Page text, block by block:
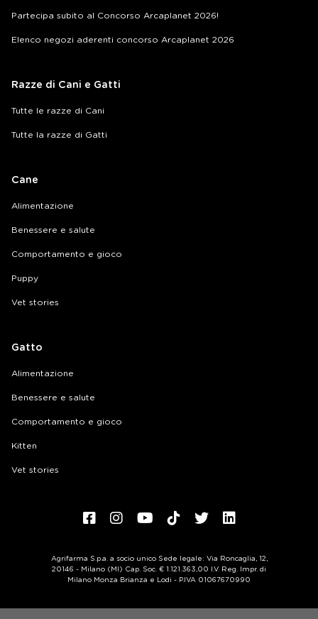
Partecipa subito al Concorso Arcaplanet 2026!
Elenco negozi aderenti concorso Arcaplanet 2026
Razze di Cani e Gatti
Tutte le razze di Cani
Tutte la razze di Gatti
Cane
Alimentazione
Benessere e salute
Comportamento e gioco
Puppy
Vet stories
Gatto
Alimentazione
Benessere e salute
Comportamento e gioco
Kitten
Vet stories
Agrifarma S.p.a. a socio unico Sede legale: Via Roncaglia, 12,
20146 - Milano (MI) Cap. Soc. € 1.121.363,00 I.V. Reg. Impr. di
Milano Monza Brianza e Lodi - P.IVA 01067670990